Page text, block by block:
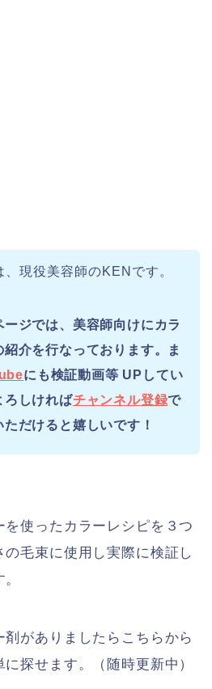
、現役美容師のKENです。
ージでは、美容師向けにカラ
紹介を行なっております。ま
にも検証動画等 UPしてい
ろしければチャンネル登録で
ただけると嬉しいです！
使ったカラーレシピを３つ
毛束に使用し実際に検証し
剤がありましたらこちらから
探せます。（随時更新中）